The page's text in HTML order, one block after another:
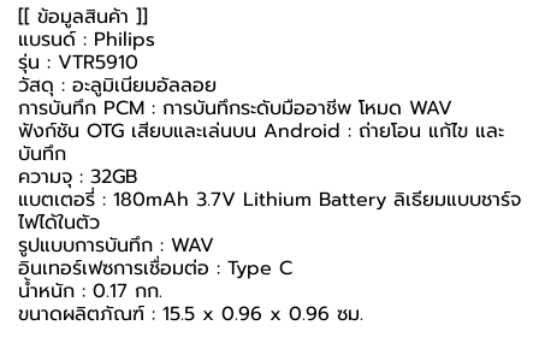
[[ ข้อมูลสินค้า ]]
แบรนด์ : Philips
รุ่น : VTR5910
วัสดุ : อะลูมิเนียมอัลลอย
การบันทึก PCM : การบันทึกระดับมืออาชีพ โหมด WAV
ฟังก์ชัน OTG เสียบและเล่นบน Android : ถ่ายโอน แก้ไข และ
บันทึก
ความจุ : 32GB
แบตเตอรี่ : 180mAh 3.7V Lithium Battery ลิเธียมแบบชาร์จ
ไฟได้ในตัว
รูปแบบการบันทึก : WAV
อินเทอร์เฟซการเชื่อมต่อ : Type C
น้ำหนัก : 0.17 กก.
ขนาดผลิตภัณฑ์ : 15.5 x 0.96 x 0.96 ซม.